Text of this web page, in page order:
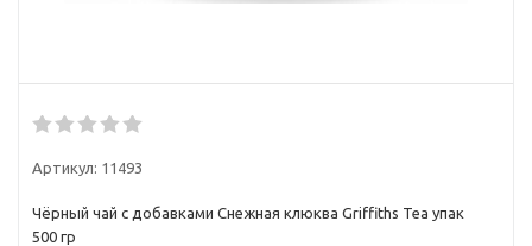
Артикул: 11493
Чёрный чай с добавками Снежная клюква Griffiths Tea упак
500 гр